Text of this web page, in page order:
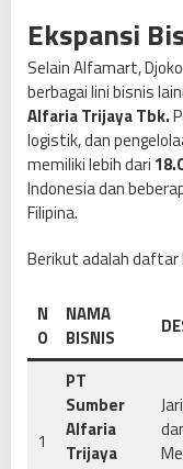
Ekspansi
Selain Alfamart,
berbagai lini bisnis
Alfaria Trijaya Tbk.
logistik, dan
memiliki lebih dari
Indonesia dan
Filipina.
Berikut adalah daftar
N
O
NAMA
BISNIS
1
PT
Sumber
Alfaria
Trijaya